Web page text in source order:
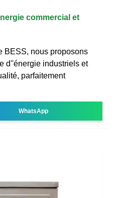
commercial et
BESS, nous proposons
d''énergie industriels et
parfaitement
WhatsApp